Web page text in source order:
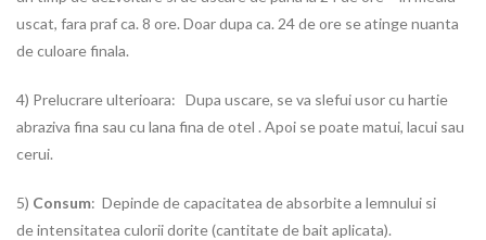
uscat, fara praf ca. 8 ore. Doar dupa ca. 24 de ore se atinge nuanta
de culoare finala.
4) Prelucrare ulterioara: Dupa uscare, se va slefui usor cu hartie
abraziva fina sau cu lana fina de otel . Apoi se poate matui, lacui sau
cerui.
5) Consum: Depinde de capacitatea de absorbite a lemnului si
de intensitatea culorii dorite (cantitate de bait aplicata).